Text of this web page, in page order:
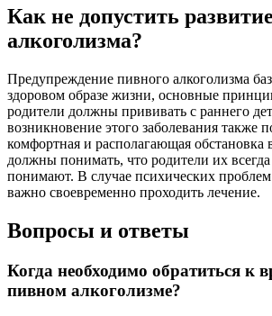
Как не допустить развитие
алкоголизма?
Предупреждение пивного алкоголизма
здоровом образе жизни, основные
родители должны прививать с раннего
возникновение этого заболевания также
комфортная и располагающая обстановка
должны понимать, что родители их
понимают. В случае психических проблем
важно своевременно проходить лечение.
Вопросы и ответы
Когда необходимо обратиться к
пивном алкоголизме?